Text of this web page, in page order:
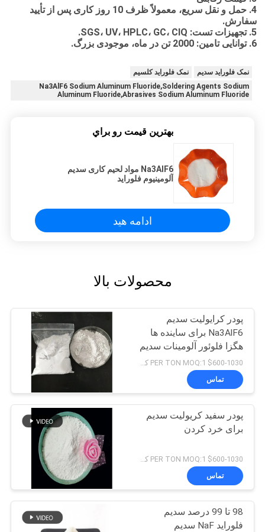
4. حمل و نقل سریع، معمولاً ظرف 10 روز کاری پس از تأیید
سفارش.
5. تجهیزات تست: SGS، UV، HPLC، GC، CIQ.
6. توانایی تامین: 2000 تن در ماه، موجودی بزرگ.
نمک فلوراید سدیم
نمک فلوراید کلسیم
Na3AlF6 Sodium Aluminum Fluoride,Soldering Agents Sodium
Aluminum Fluoride,Abrasives Sodium Aluminum Fluoride
بهترين قيمت رو براي
Na3AlF6 مواد لحیم کاری سدیم
آلومینیوم فلوراید
ادامه هید
محصولات بالا
پودر کرایولیت سدیم
Na3AlF6 برای ساینده ها
هگزا فلوئور آلومینات سدیم
$600-1030 PER TON MOQ:1 کیلوگرم
تماس
پودر سفید کریولیت سدیم
برای خرد کردن
$600-1030 PER TON MOQ:1 کیلوگرم
تماس
98 تا 99 درصد سدیم
فلوراید NaF سدیم